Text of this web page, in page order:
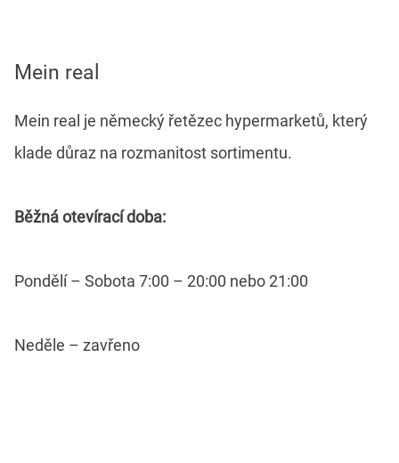
Mein real
Mein real je německý řetězec hypermarketů, který
klade důraz na rozmanitost sortimentu.
Běžná otevírací doba:
Pondělí – Sobota 7:00 – 20:00 nebo 21:00
Neděle – zavřeno